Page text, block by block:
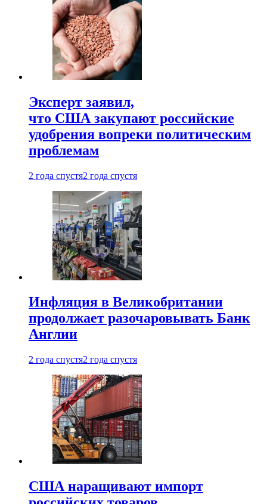
Эксперт заявил,
что США закупают российские
удобрения вопреки политическим
проблемам
2 года спустя2 года спустя
Инфляция в Великобритании
продолжает разочаровывать Банк
Англии
2 года спустя2 года спустя
США наращивают импорт